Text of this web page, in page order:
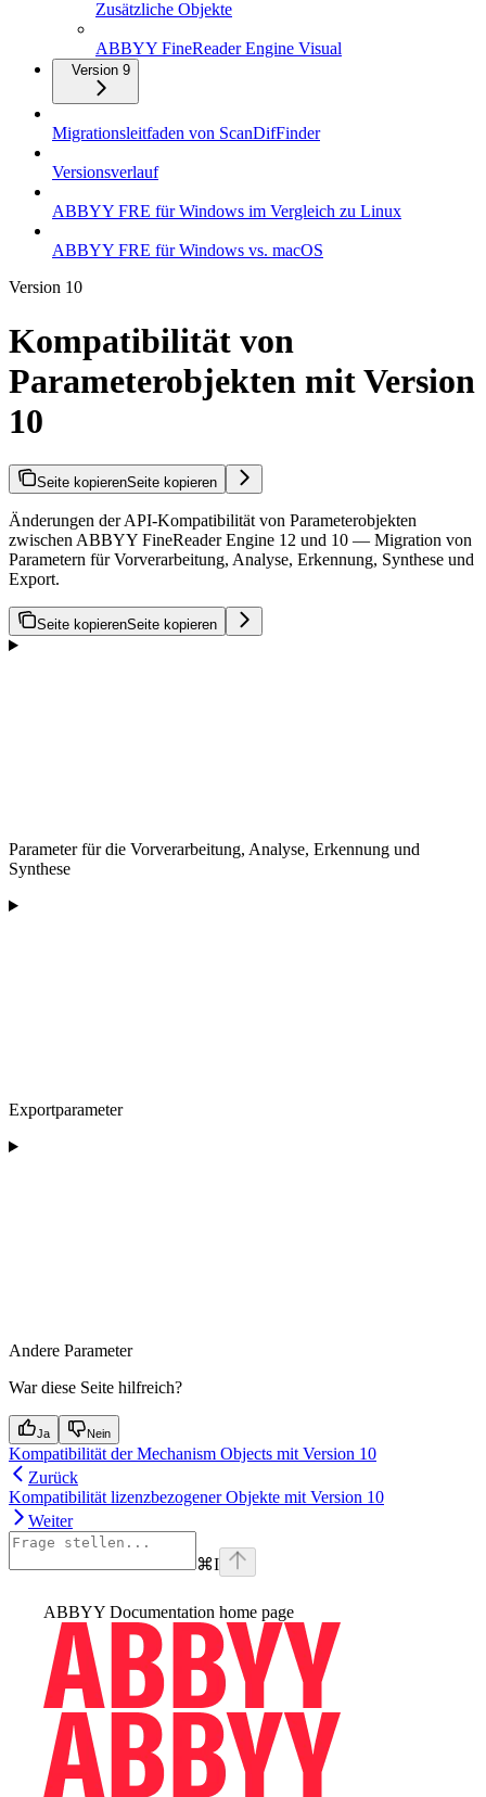
Zusätzliche Objekte
ABBYY FineReader Engine Visual
Version 9
Migrationsleitfaden von ScanDifFinder
Versionsverlauf
ABBYY FRE für Windows im Vergleich zu Linux
ABBYY FRE für Windows vs. macOS
Version 10
Kompatibilität von
Parameterobjekten mit Version
10
Seite kopierenSeite kopieren
Änderungen der API-Kompatibilität von Parameterobjekten
zwischen ABBYY FineReader Engine 12 und 10 — Migration von
Parametern für Vorverarbeitung, Analyse, Erkennung, Synthese und
Export.
Seite kopierenSeite kopieren
Parameter für die Vorverarbeitung, Analyse, Erkennung und
Synthese
Exportparameter
Andere Parameter
War diese Seite hilfreich?
Ja Nein
Kompatibilität der Mechanism Objects mit Version 10
Zurück
Kompatibilität lizenzbezogener Objekte mit Version 10
Weiter
⌘I
ABBYY Documentation home page